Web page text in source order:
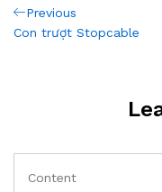
Post
navigation
Previous
Post
Previous
Con trượt Stopcable